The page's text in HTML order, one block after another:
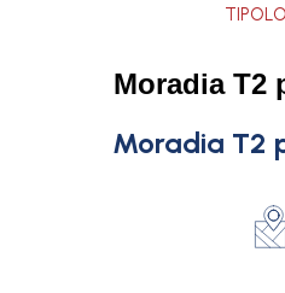
Moradia T2
Moradia T2